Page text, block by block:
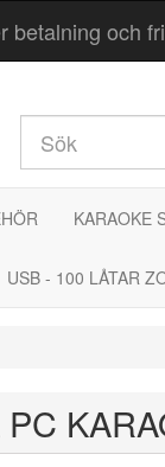
betalning och
KARAOKE
USB - 100 LÅTAR
PC